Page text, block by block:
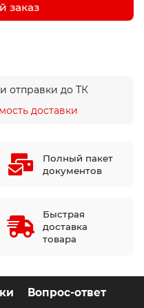
заказ
отправки до ТК
доставки
Полный пакет
документов
Быстрая
доставка
товара
Вопрос-ответ